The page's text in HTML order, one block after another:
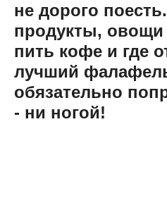
не дорого
продукты,
пить кофе и где
лучший
обязательно
- ни ногой!